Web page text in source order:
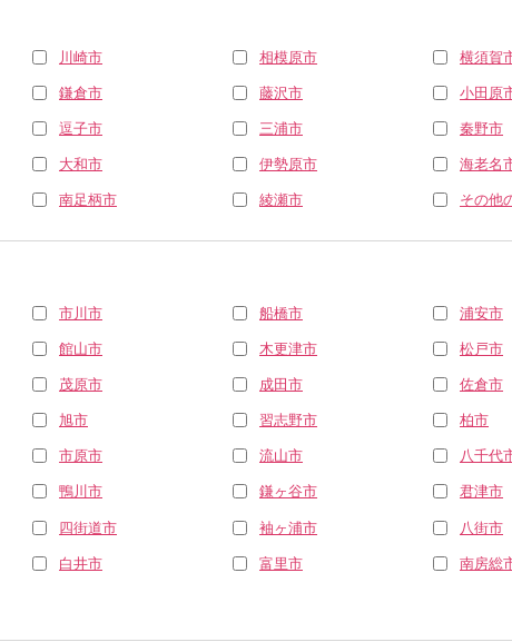
川崎市 相模原市 横須賀
鎌倉市 藤沢市 小田原
逗子市 三浦市 秦野市
大和市 伊勢原市 海老名
南足柄市 綾瀬市 その他
市川市 船橋市 浦安市
館山市 木更津市 松戸市
茂原市 成田市 佐倉市
旭市 習志野市 柏市
市原市 流山市 八千代
鴨川市 鎌ヶ谷市 君津市
四街道市 袖ヶ浦市 八街市
白井市 富里市 南房総